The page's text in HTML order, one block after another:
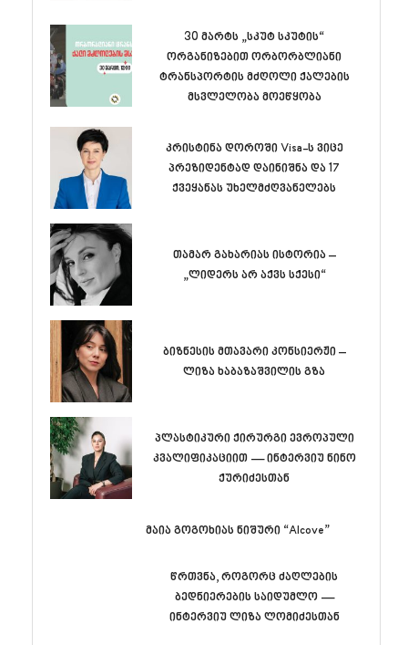
30 მარტს „სკუტ სკუტის“
ორგანიზებით ორბორბლიანი
ტრანსპორტის მძღოლი ქალების
მსვლელობა მოეწყობა
კრისტინა დოროში Visa-ს ვიცე
პრეზიდენტად დაინიშნა და 17
ქვეყანას უხელმძღვანელებს
თამარ გახარიას ისტორია –
„ლიდერს არ აქვს სქესი“
ბიზნესის მთავარი კონსიერჟი –
ლიზა ხაბაზაშვილის გზა
პლასტიკური ქირურგი ევროპული
კვალიფიკაციით — ინტერვიუ ნინო
ქურიძესთან
მაია გოგოხიას ნიშური “Alcove”
წრთვნა, როგორც ძაღლების
ბედნიერების საიდუმლო —
ინტერვიუ ლიზა ლომიძესთან